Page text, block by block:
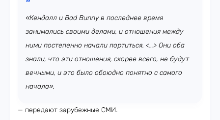
«Кендалл и Bad Bunny в последнее время
занимались своими делами, и отношения между
ними постепенно начали портиться. <…> Они оба
знали, что эти отношения, скорее всего, не будут
вечными, и это было обоюдно понятно с самого
начала»,
— передают зарубежные СМИ.